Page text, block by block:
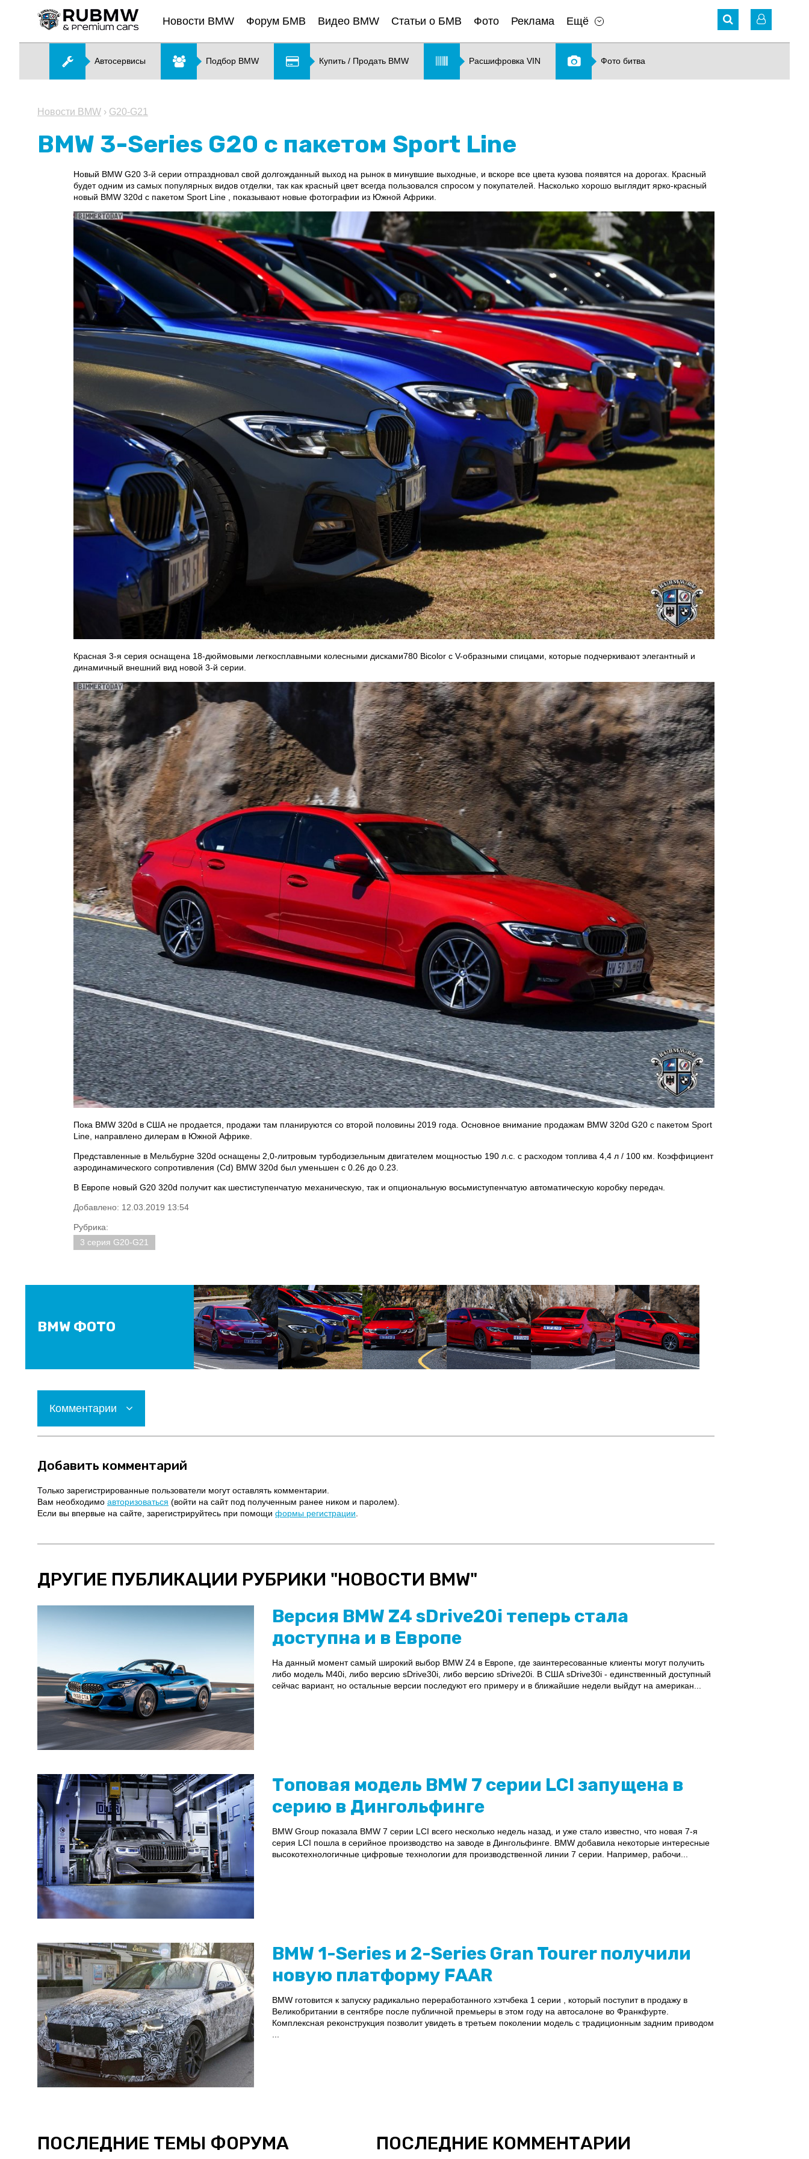
Новости BMW Форум БМВ Видео BMW Статьи о БМВ Фото Реклама Ещё
Автосервисы Подбор BMW Купить / Продать BMW Расшифровка VIN Фото битва
Новости BMW › G20-G21
BMW 3-Series G20 с пакетом Sport Line
Новый BMW G20 3-й серии отпраздновал свой долгожданный выход на рынок в минувшие выходные, и вскоре все цвета кузова появятся на дорогах. Красный
будет одним из самых популярных видов отделки, так как красный цвет всегда пользовался спросом у покупателей. Насколько хорошо выглядит ярко-красный
новый BMW 320d с пакетом Sport Line , показывают новые фотографии из Южной Африки.
Красная 3-я серия оснащена 18-дюймовыми легкосплавными колесными дисками780 Bicolor с V-образными спицами, которые подчеркивают элегантный и
динамичный внешний вид новой 3-й серии.
Пока BMW 320d в США не продается, продажи там планируются со второй половины 2019 года. Основное внимание продажам BMW 320d G20 с пакетом Sport
Line, направлено дилерам в Южной Африке.
Представленные в Мельбурне 320d оснащены 2,0-литровым турбодизельным двигателем мощностью 190 л.с. с расходом топлива 4,4 л / 100 км. Коэффициент
аэродинамического сопротивления (Cd) BMW 320d был уменьшен с 0.26 до 0.23.
В Европе новый G20 320d получит как шестиступенчатую механическую, так и опциональную восьмиступенчатую автоматическую коробку передач.
Добавлено: 12.03.2019 13:54
Рубрика:
3 серия G20-G21
BMW ФОТО
Комментарии
Добавить комментарий
Только зарегистрированные пользователи могут оставлять комментарии.
Вам необходимо авторизоваться (войти на сайт под полученным ранее ником и паролем).
Если вы впервые на сайте, зарегистрируйтесь при помощи формы регистрации.
ДРУГИЕ ПУБЛИКАЦИИ РУБРИКИ "НОВОСТИ BMW"
Версия BMW Z4 sDrive20i теперь стала
доступна и в Европе
На данный момент самый широкий выбор BMW Z4 в Европе, где заинтересованные клиенты могут получить
либо модель M40i, либо версию sDrive30i, либо версию sDrive20i. В США sDrive30i - единственный доступный
сейчас вариант, но остальные версии последуют его примеру и в ближайшие недели выйдут на американ...
Топовая модель BMW 7 серии LCI запущена в
серию в Дингольфинге
BMW Group показала BMW 7 серии LCI всего несколько недель назад, и уже стало известно, что новая 7-я
серия LCI пошла в серийное производство на заводе в Дингольфинге. BMW добавила некоторые интересные
высокотехнологичные цифровые технологии для производственной линии 7 серии. Например, рабочи...
BMW 1-Series и 2-Series Gran Tourer получили
новую платформу FAAR
BMW готовится к запуску радикально переработанного хэтчбека 1 серии , который поступит в продажу в
Великобритании в сентябре после публичной премьеры в этом году на автосалоне во Франкфурте.
Комплексная реконструкция позволит увидеть в третьем поколении модель с традиционным задним приводом
...
ПОСЛЕДНИЕ ТЕМЫ ФОРУМА ПОСЛЕДНИЕ КОММЕНТАРИИ